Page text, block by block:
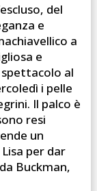
del
e
a
e
al
i pelle
Il palco è
resi
un
per dar
Buckman,